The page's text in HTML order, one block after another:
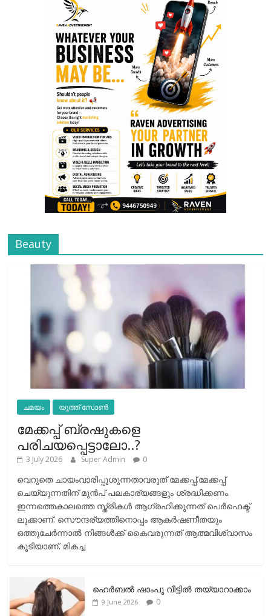
Beauty
ചമയം യൂത്ത് സോൺ
മേക്കപ്പ് ബ്രഷുകളെ
പരിചയപ്പെട്ടാലോ..?
3 July 2026 Super Admin 0
വെറുതെ ചായംവാരിപ്പൂശുന്നതാവരുത് മേക്കപ്പ്.മേക്കപ്പ്
ചെയ്യുന്നതിന് മുന്‍പ് പലകാര്യങ്ങളും ശ്രദ്ധിക്കണം.
ഇന്നത്തെകാലത്തെ സ്ത്രീകള്‍ ആഗ്രഹിക്കുന്നത് പെര്‍ഫെക്ട്
ലുക്കാണ്. സൌന്ദര്യത്തിനൊപ്പം ആകര്‍ഷണീതയും
ഒത്തുചേര്‍ന്നാല്‍ നിങ്ങള്‍ക്ക് കൈവരുന്നത് ആത്മവിശ്വാസം
കൂടിയാണ്. മികച്ച
ഹെര്‍ബല്‍ ഷാംപൂ വീട്ടില്‍ തയ്യാറാക്കാം
9 June 2026 0